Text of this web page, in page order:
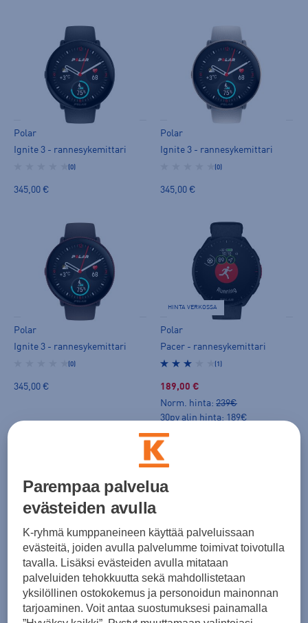
Polar
Ignite 3 - rannesykemittari
(0)
345,00 €
Polar
Ignite 3 - rannesykemittari
(0)
345,00 €
Polar
Ignite 3 - rannesykemittari
(0)
345,00 €
HINTA VERKOSSA
Polar
Pacer - rannesykemittari
(1)
189,00 €
Norm. hinta: 239€
30pv alin hinta: 189€
HINTA VERKOSSA
Polar
189,00 €
HINTA VERKOSSA
Polar
189,00 €
Parempaa palvelua
evästeiden avulla
K-ryhmä kumppaneineen käyttää palveluissaan
evästeitä, joiden avulla palvelumme toimivat toivotulla
tavalla. Lisäksi evästeiden avulla mitataan
palveluiden tehokkuutta sekä mahdollistetaan
yksilöllinen ostokokemus ja personoidun mainonnan
tarjoaminen. Voit antaa suostumuksesi painamalla